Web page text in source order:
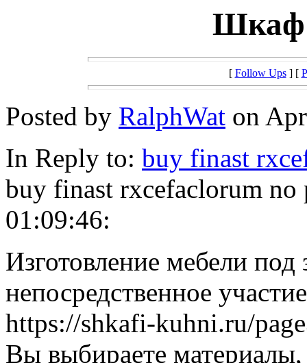
Шкаф
[ Follow Ups] [
Posted by RalphWat on
In Reply to: buy finast
buy finast rxcefaclorum
01:09:46:
Изготовление мебели под
непосредственное
https://shkafi-kuhni.ru/
Вы выбираете